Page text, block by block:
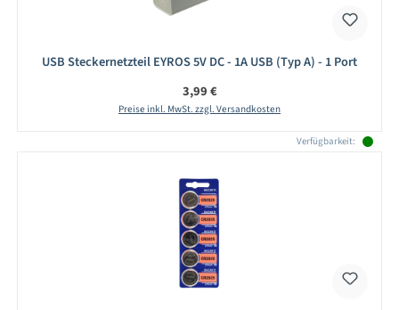
USB Steckernetzteil EYROS 5V DC - 1A USB (Typ A) - 1 Port
Regulärer Preis:
3,99 €
Preise inkl. MwSt. zzgl. Versandkosten
Verfügbarkeit: